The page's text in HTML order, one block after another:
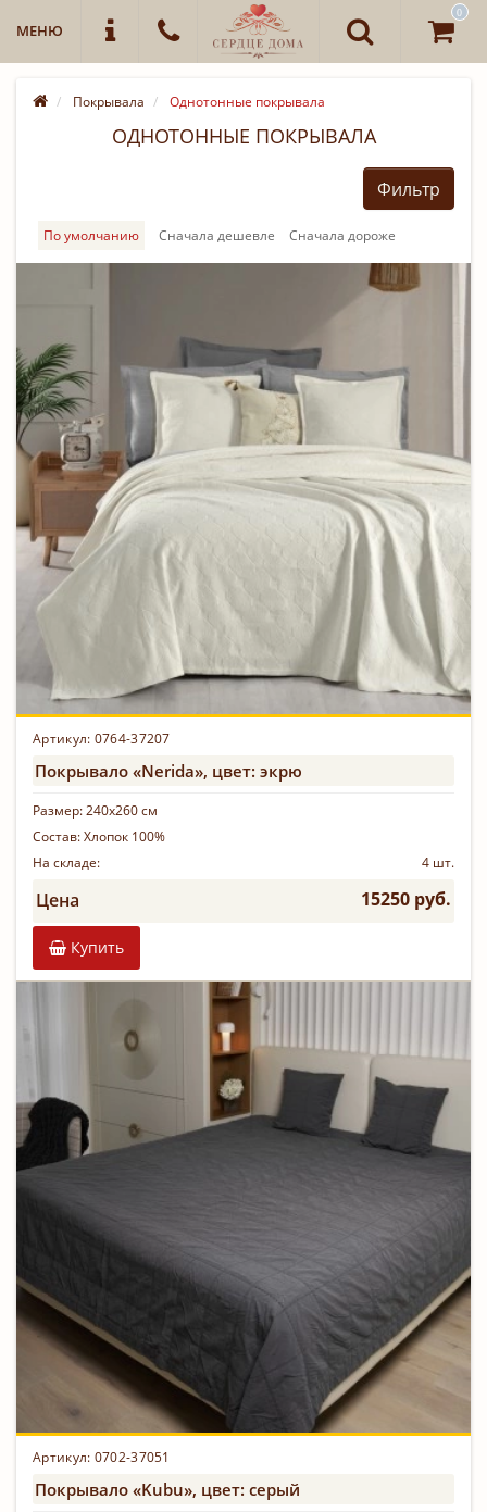
МЕНЮ
0
Покрывала Однотонные покрывала
ОДНОТОННЫЕ ПОКРЫВАЛА
Фильтр
По умолчанию Cначала дешевле Cначала дороже
Артикул: 0764-37207
Покрывало «Nerida», цвет: экрю
Размер:240х260 см
Состав:Хлопок 100%
На складе:
4 шт.
Цена 15250 руб.
Купить
Артикул: 0702-37051
Покрывало «Kubu», цвет: серый